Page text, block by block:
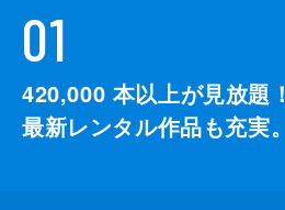
01
420,000 本以上が見放題！
最新レンタル作品も充実。